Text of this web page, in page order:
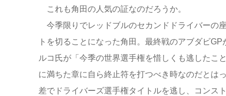
これも角田の人気の証なのだろうか。
今季限りでレッドブルのセカンドドライバーの
トを切ることになった角田。最終戦のアブダビ
ルコ氏が「今季の世界選手権を惜しくも逃したこ
に満ちた章に自ら終止符を打つべき時なのだとは
差でドライバーズ選手権タイトルを逃し、コンス